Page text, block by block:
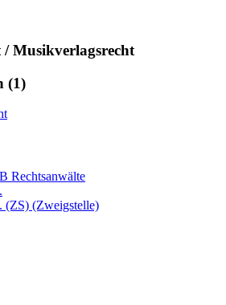
Musikverlagsrecht
(1)
Rechtsanwälte
(ZS) (Zweigstelle)